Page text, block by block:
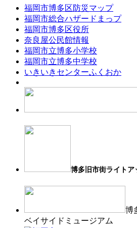
福岡市博多区防災マップ
福岡市総合ハザードまっプ
福岡市博多区役所
奈良屋公民館情報
福岡市立博多小学校
福岡市立博多中学校
いきいきセンターふくおか
博多旧市街ライトア
博
ベイサイドミュージアム